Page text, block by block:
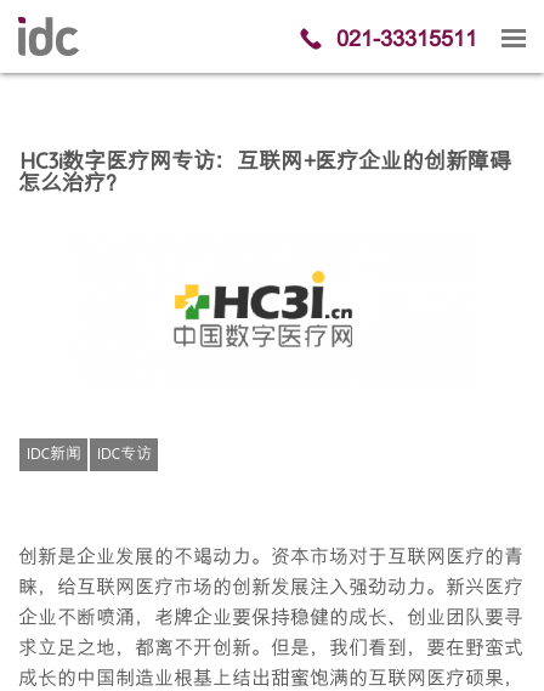
021-33315511
HC3i数字医疗网专访：互联网+医疗企业的创新障碍
怎么治疗？
IDC新闻 IDC专访
创新是企业发展的不竭动力。资本市场对于互联网医疗的青
睐，给互联网医疗市场的创新发展注入强劲动力。新兴医疗
企业不断喷涌，老牌企业要保持稳健的成长、创业团队要寻
求立足之地，都离不开创新。但是，我们看到，要在野蛮式
成长的中国制造业根基上结出甜蜜饱满的互联网医疗硕果，